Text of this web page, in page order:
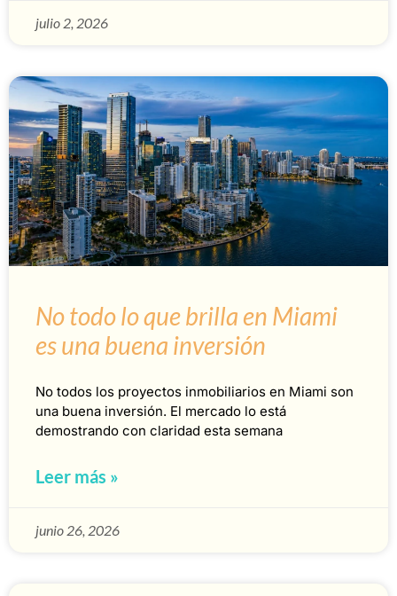
julio 2, 2026
No todo lo que brilla en Miami
es una buena inversión
No todos los proyectos inmobiliarios en Miami son
una buena inversión. El mercado lo está
demostrando con claridad esta semana
Leer más »
junio 26, 2026